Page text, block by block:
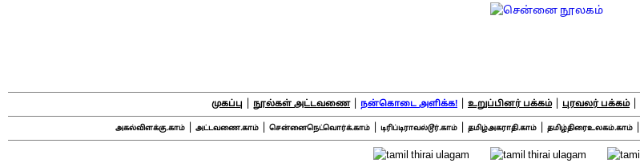
முகப்பு நூல்கள் அட்டவணை| நன்கொடை அளிக்க! உறுப்பினர் பக்கம்| புரவலர் பக்கம்|
அகல்விளக்கு.காம்| அட்டவணை.காம்| சென்னைநெட்வொர்க்.காம்| டிரிப்டிராவல்டூர்.காம்| தமிழ்அகராதி.காம்| தமிழ்திரைஉலகம்.காம்|